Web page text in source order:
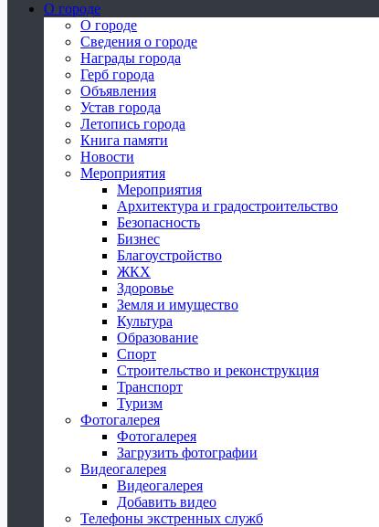
О городе
О городе
Сведения о городе
Награды города
Герб города
Объявления
Устав города
Летопись города
Книга памяти
Новости
Мероприятия
Мероприятия
Архитектура и градостроительство
Безопасность
Бизнес
Благоустройство
ЖКХ
Здоровье
Земля и имущество
Культура
Образование
Спорт
Строительство и реконструкция
Транспорт
Туризм
Фотогалерея
Фотогалерея
Загрузить фотографии
Видеогалерея
Видеогалерея
Добавить видео
Телефоны экстренных служб